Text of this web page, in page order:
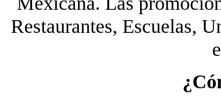
Restaurantes, Escuelas,